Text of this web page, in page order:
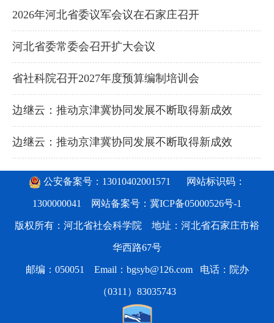
2026年河北省委议军会议在石家庄召开
河北省委常委会召开扩大会议
省社科院召开2027年度预算编制培训会
边继云：推动京津冀协同发展不断取得新成效
边继云：推动京津冀协同发展不断取得新成效
公安备案号：13010402001571 网站标识码：
1300000041 网站备案号： 冀ICP备05000526号-1
版权所有：河北省社会科学院 地址：河北省石家庄市裕
华西路67号
邮编：050051 Email：bgsyb@126.com 电话：院办
（0311）83035743